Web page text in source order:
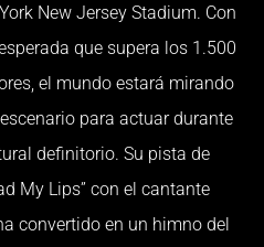
New Jersey Stadium. Con
que supera los 1.500
el mundo estará mirando
para actuar durante
definitorio. Su pista de
My Lips” con el cantante
convertido en un himno del